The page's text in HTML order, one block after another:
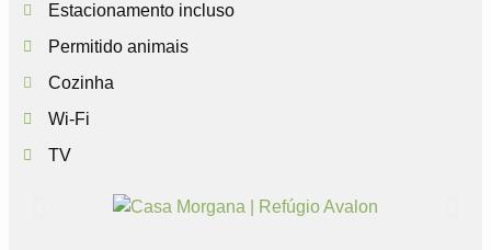
Estacionamento incluso
Permitido animais
Cozinha
Wi-Fi
TV